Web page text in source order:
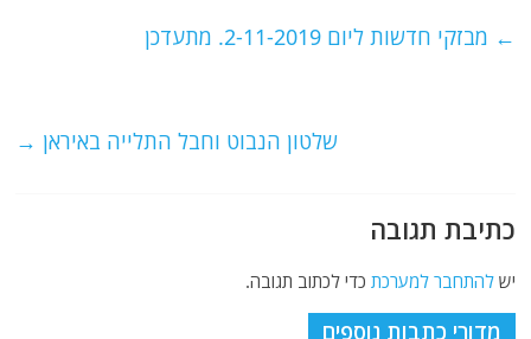
s
g
l
er
e
o
← מבזקי חדשות ליום 2-11-2019. מתעדכן
שלטון הנבוט וחבל התלייה באיראן →
כתיבת תגובה
ישלהתחבר למערכת כדי לכתוב תגובה.
מדורי כתבות נוספים